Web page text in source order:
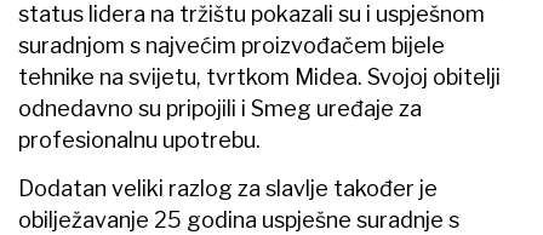
status lidera na tržištu pokazali su i uspješnom
suradnjom s najvećim proizvođačem bijele
tehnike na svijetu, tvrtkom Midea. Svojoj obitelji
odnedavno su pripojili i Smeg uređaje za
profesionalnu upotrebu.
Dodatan veliki razlog za slavlje također je
obilježavanje 25 godina uspješne suradnje s